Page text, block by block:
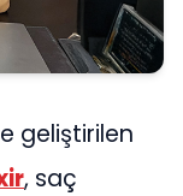
geliştirilen
, saç